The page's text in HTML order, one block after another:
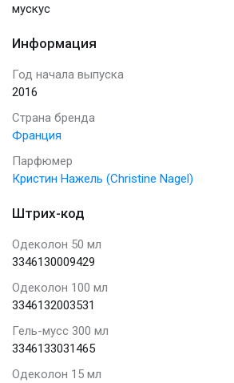
мускус
Информация
Год начала выпуска
2016
Страна бренда
Франция
Парфюмер
Кристин Нажель (Christine Nagel)
Штрих-код
Одеколон 50 мл
3346130009429
Одеколон 100 мл
3346132003531
Гель-мусс 300 мл
3346133031465
Одеколон 15 мл